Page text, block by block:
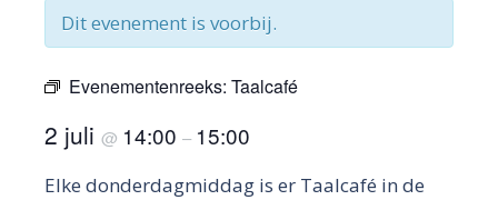
Dit evenement is voorbij.
Evenementenreeks: Taalcafé
2 juli @ 14:00 – 15:00
Elke donderdagmiddag is er Taalcafé in de